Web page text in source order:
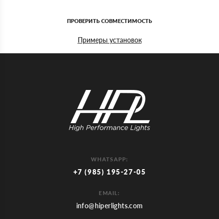
ПРОВЕРИТЬ СОВМЕСТИМОСТЬ
Примеры установок
WHATSAPP:
+7 (985) 195-27-05
EMAIL:
info@hiperlights.com